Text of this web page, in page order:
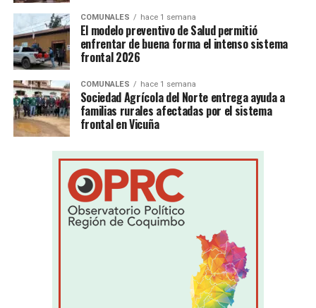
COMUNALES hace 1 semana
El modelo preventivo de Salud permitió
enfrentar de buena forma el intenso sistema
frontal 2026
COMUNALES hace 1 semana
Sociedad Agrícola del Norte entrega ayuda a
familias rurales afectadas por el sistema
frontal en Vicuña